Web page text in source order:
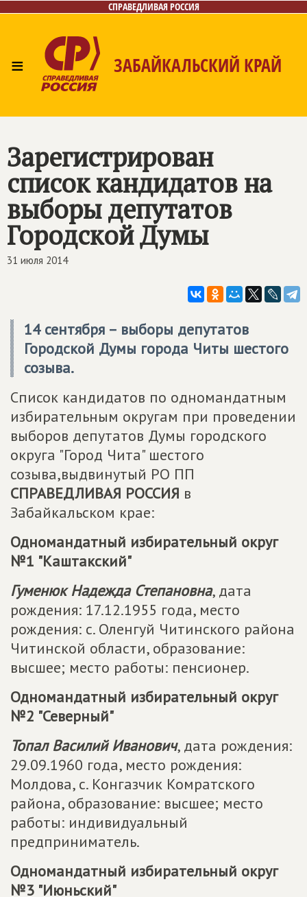
СПРАВЕДЛИВАЯ РОССИЯ
≡ ЗАБАЙКАЛЬСКИЙ КРАЙ
Зарегистрирован
список кандидатов на
выборы депутатов
Городской Думы
31 июля 2014
14 сентября – выборы депутатов
Городской Думы города Читы шестого
созыва.
Список кандидатов по одномандатным
избирательным округам при проведении
выборов депутатов Думы городского
округа "Город Чита" шестого
созыва,выдвинутый РО ПП
СПРАВЕДЛИВАЯ РОССИЯ в
Забайкальском крае:
Одномандатный избирательный округ
№1 "Каштакский"
Гуменюк Надежда Степановна, дата
рождения: 17.12.1955 года, место
рождения: с. Оленгуй Читинского района
Читинской области, образование:
высшее; место работы: пенсионер.
Одномандатный избирательный округ
№2 "Северный"
Топал Василий Иванович, дата рождения:
29.09.1960 года, место рождения:
Молдова, с. Конгазчик Комратского
района, образование: высшее; место
работы: индивидуальный
предприниматель.
Одномандатный избирательный округ
№3 "Июньский"